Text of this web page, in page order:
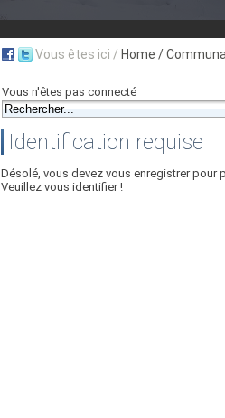
Vous êtes ici / Home /
Vous n'êtes pas connecté
Identification requise
Désolé, vous devez vous enregistrer pour
Veuillez vous identifier !